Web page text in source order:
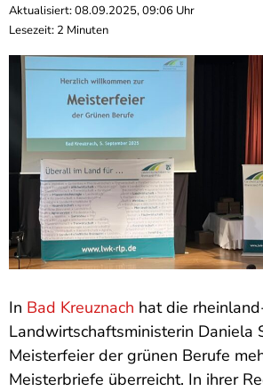
Aktualisiert: 08.09.2025, 09:06 Uhr
Lesezeit: 2 Minuten
In Bad Kreuznach hat die
Landwirtschaftsministerin Daniela
Meisterfeier der grünen Berufe
Meisterbriefe überreicht. In ihrer